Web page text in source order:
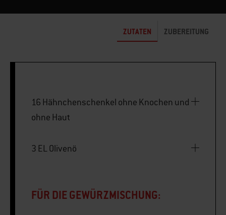
ZUTATEN ZUBEREITUNG
16 Hähnchenschenkel ohne Knochen und
ohne Haut
3 EL Olivenö
FÜR DIE GEWÜRZMISCHUNG: